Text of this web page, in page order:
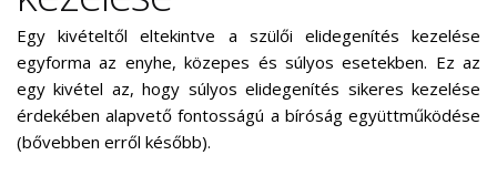
Egy kivételtől eltekintve a szülői elidegenítés kezelése
egyforma az enyhe, közepes és súlyos esetekben. Ez az
egy kivétel az, hogy súlyos elidegenítés sikeres kezelése
érdekében alapvető fontosságú a bíróság együttműködése
(bővebben erről később).